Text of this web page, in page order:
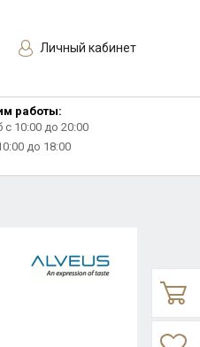
Личный кабинет
работы:
с 10:00 до 20:00
до 18:00